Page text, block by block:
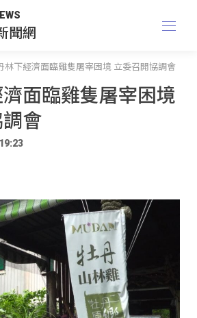
聞網
林下經濟面臨雞隻屠宰困境 立委召開協調會
面臨雞隻屠宰困境
會